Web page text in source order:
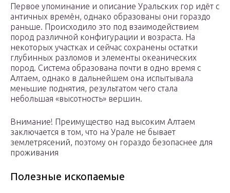
Первое упоминание и описание Уральских гор идёт с
античных времён, однако образованы они гораздо
раньше. Происходило это под взаимодействием
пород различной конфигурации и возраста. На
некоторых участках и сейчас сохранены остатки
глубинных разломов и элементы океанических
пород. Система образована почти в одно время с
Алтаем, однако в дальнейшем она испытывала
меньшие поднятия, результатом чего стала
небольшая «высотность» вершин.
Внимание! Преимущество над высоким Алтаем
заключается в том, что на Урале не бывает
землетрясений, поэтому он гораздо безопаснее для
проживания
Полезные ископаемые